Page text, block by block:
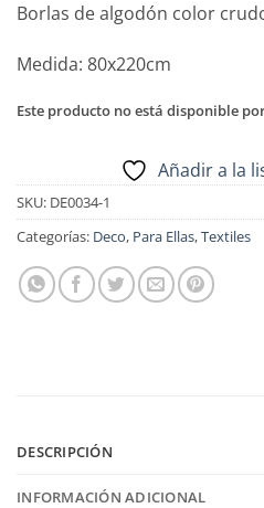
Borlas de algodón color
Medida: 80x220cm
Este producto no está disponible
Añadir a la
SKU: DE0034-1
Categorías: Deco, Para Ellas,Textiles
DESCRIPCIÓN
INFORMACIÓN ADICIONAL